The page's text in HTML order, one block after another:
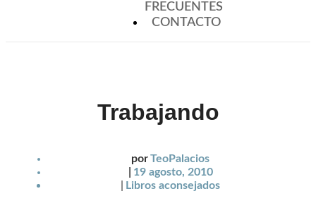
FRECUENTES
CONTACTO
Trabajando
porTeoPalacios
19 agosto, 2010
Libros aconsejados